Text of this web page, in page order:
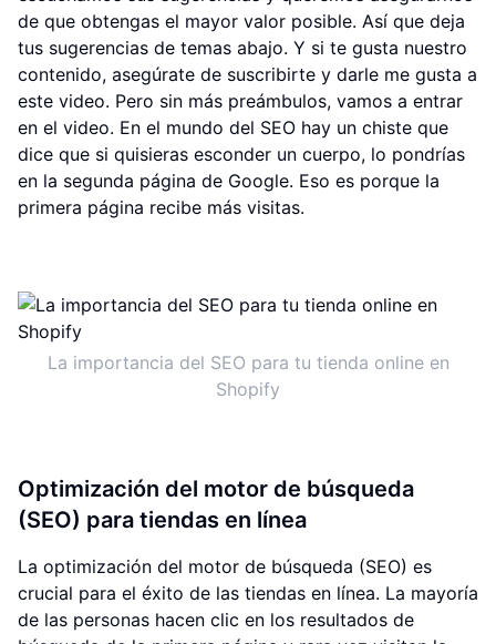
de que obtengas el mayor valor posible. Así que deja
tus sugerencias de temas abajo. Y si te gusta nuestro
contenido, asegúrate de suscribirte y darle me gusta a
este video. Pero sin más preámbulos, vamos a entrar
en el video. En el mundo del SEO hay un chiste que
dice que si quisieras esconder un cuerpo, lo pondrías
en la segunda página de Google. Eso es porque la
primera página recibe más visitas.
La importancia del SEO para tu tienda online en
Shopify
Optimización del motor de búsqueda
(SEO) para tiendas en línea
La optimización del motor de búsqueda (SEO) es
crucial para el éxito de las tiendas en línea. La mayoría
de las personas hacen clic en los resultados de